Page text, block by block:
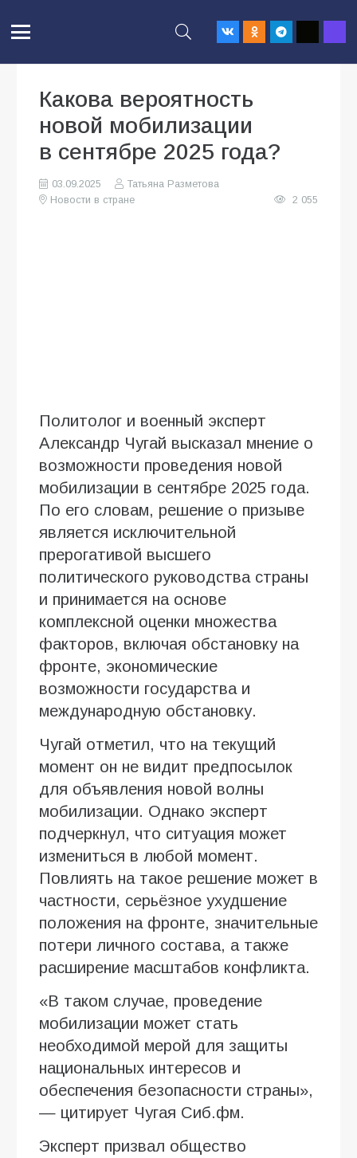
Какова вероятность
новой мобилизации
в сентябре 2025 года?
03.09.2025
Татьяна Разметова
Новости в стране
2 055
Политолог и военный эксперт
Александр Чугай высказал мнение о
возможности проведения новой
мобилизации в сентябре 2025 года.
По его словам, решение о призыве
является исключительной
прерогативой высшего
политического руководства страны
и принимается на основе
комплексной оценки множества
факторов, включая обстановку на
фронте, экономические
возможности государства и
международную обстановку.
Чугай отметил, что на текущий
момент он не видит предпосылок
для объявления новой волны
мобилизации. Однако эксперт
подчеркнул, что ситуация может
измениться в любой момент.
Повлиять на такое решение может в
частности, серьёзное ухудшение
положения на фронте, значительные
потери личного состава, а также
расширение масштабов конфликта.
«В таком случае, проведение
мобилизации может стать
необходимой мерой для защиты
национальных интересов и
обеспечения безопасности страны»,
— цитирует Чугая Сиб.фм.
Эксперт призвал общество